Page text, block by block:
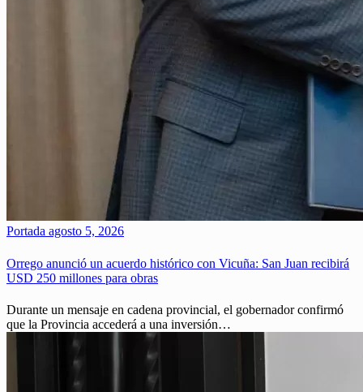
Portada agosto 5, 2026
Orrego anunció un acuerdo histórico con Vicuña: San Juan recibirá
USD 250 millones para obras
Durante un mensaje en cadena provincial, el gobernador confirmó
que la Provincia accederá a una inversión…